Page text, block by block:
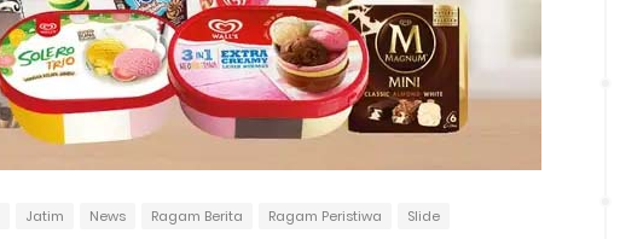
Jatim News Ragam Berita Ragam Peristiwa Slide